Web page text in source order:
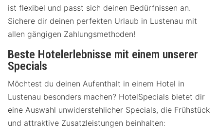
ist flexibel und passt sich deinen Bedürfnissen an.
Sichere dir deinen perfekten Urlaub in Lustenau mit
allen gängigen Zahlungsmethoden!
Beste Hotelerlebnisse mit einem unserer
Specials
Möchtest du deinen Aufenthalt in einem Hotel in
Lustenau besonders machen? HotelSpecials bietet dir
eine Auswahl unwiderstehlicher Specials, die Frühstück
und attraktive Zusatzleistungen beinhalten: